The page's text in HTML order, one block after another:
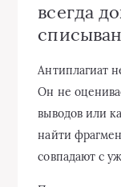
всегда
Антиплагиат
Он не
выводов или
найти
совпадают с